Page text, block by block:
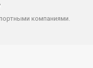
компаниями.